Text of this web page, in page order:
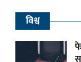
विश्व